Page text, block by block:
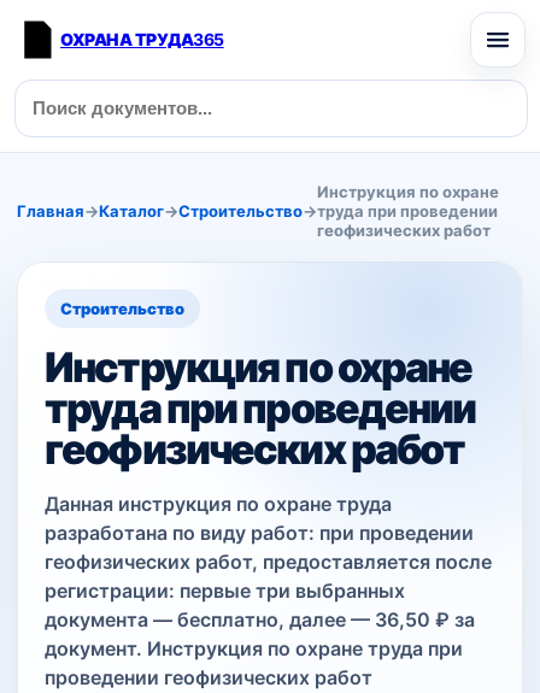
ОХРАНА ТРУДА365
Главная→Каталог→Строительство→
Инструкция по охране
труда при проведении
геофизических работ
Строительство
Инструкция по охране
труда при проведении
геофизических работ
Данная инструкция по охране труда
разработана по виду работ: при проведении
геофизических работ, предоставляется после
регистрации: первые три выбранных
документа — бесплатно, далее — 36,50 ₽ за
документ. Инструкция по охране труда при
проведении геофизических работ